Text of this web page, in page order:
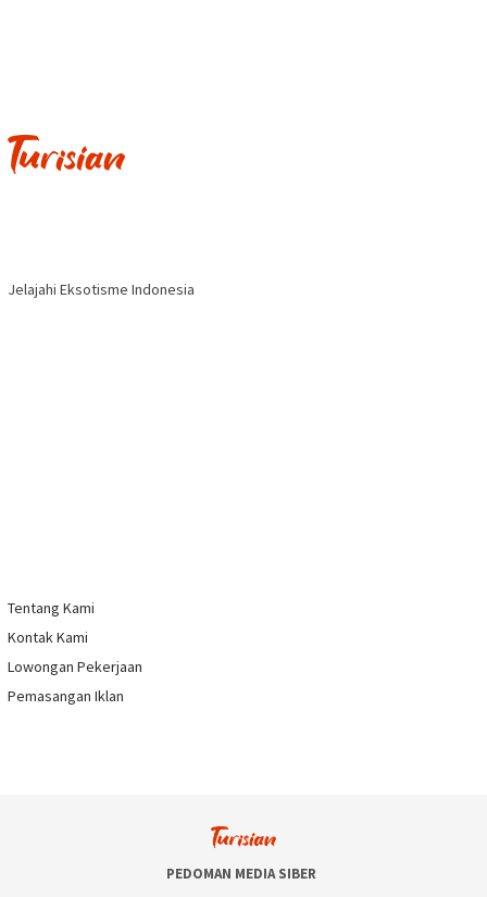
Jelajahi Eksotisme Indonesia
Tentang Kami
Kontak Kami
Lowongan Pekerjaan
Pemasangan Iklan
PEDOMAN MEDIA SIBER